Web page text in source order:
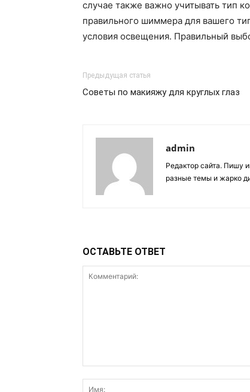
случае также важно учитывать тип
правильного шиммера для вашего
условия освещения. Правильный
Предыдущая статья
Советы по макияжу для круглых глаз
admin
Редактор сайта. Пишу
разные темы и жарко
ОСТАВЬТЕ ОТВЕТ